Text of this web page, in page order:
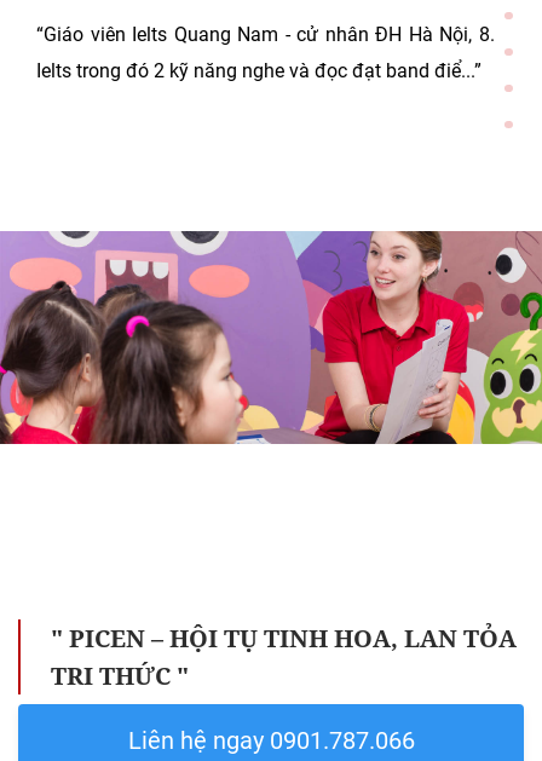
“Giáo viên Ielts Quang Nam - cử nhân ĐH Hà Nội, 8.5
Ielts trong đó 2 kỹ năng nghe và đọc đạt band điể...”
" PICEN – HỘI TỤ TINH HOA, LAN TỎA
TRI THỨC "
Liên hệ ngay 0901.787.066